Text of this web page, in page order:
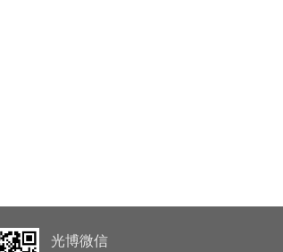
光博微信